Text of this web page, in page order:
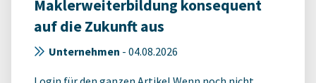
Maklerweiterbildung konsequent
auf die Zukunft aus
Unternehmen - 04.08.2026